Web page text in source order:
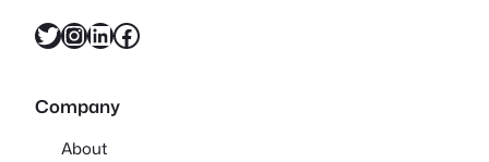
X InstagramLinkedIn Facebook
Company
About